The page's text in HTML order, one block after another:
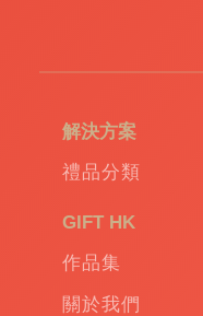
不僅是一款出色
使用過程中感受
能提供實際的舒
解決方案
禮品分類
GIFT HK
作品集
關於我們